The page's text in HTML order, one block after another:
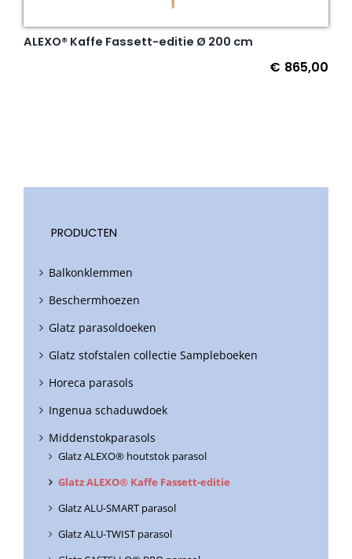
ALEXO® Kaffe Fassett-editie Ø 200 cm
€ 865,00
PRODUCTEN
Balkonklemmen
Beschermhoezen
Glatz parasoldoeken
Glatz stofstalen collectie Sampleboeken
Horeca parasols
Ingenua schaduwdoek
Middenstokparasols
Glatz ALEXO® houtstok parasol
Glatz ALEXO® Kaffe Fassett-editie
Glatz ALU-SMART parasol
Glatz ALU-TWIST parasol